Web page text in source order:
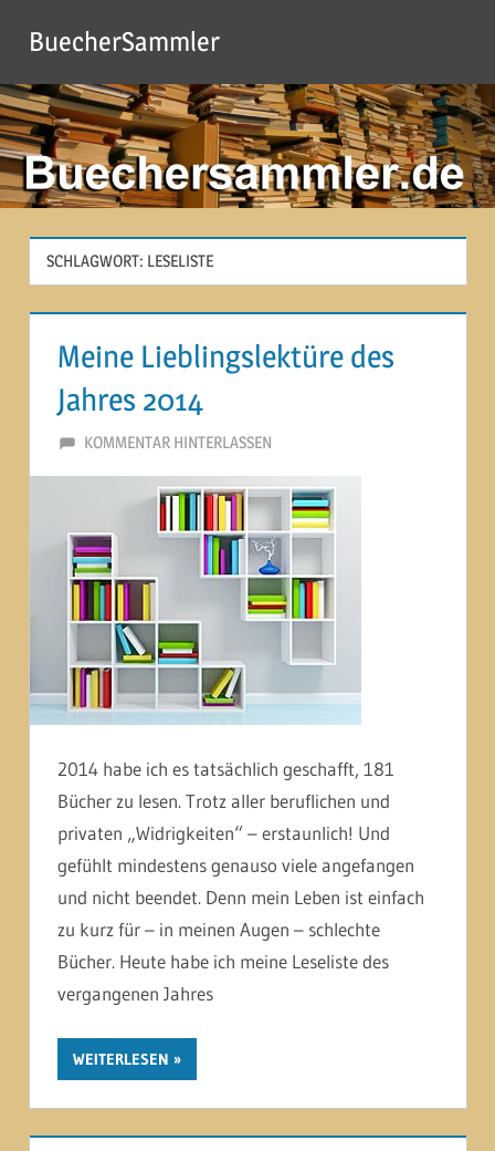
Inhalt
springen
BuecherSammler
SCHLAGWORT: LESELISTE
Meine Lieblingslektüre des
Jahres 2014
11. JANUAR 2015
MARTINA BERG
KOMMENTAR HINTERLASSEN
2014 habe ich es tatsächlich geschafft, 181
Bücher zu lesen. Trotz aller beruflichen und
privaten „Widrigkeiten“ – erstaunlich! Und
gefühlt mindestens genauso viele angefangen
und nicht beendet. Denn mein Leben ist einfach
zu kurz für – in meinen Augen – schlechte
Bücher. Heute habe ich meine Leseliste des
vergangenen Jahres
WEITERLESEN